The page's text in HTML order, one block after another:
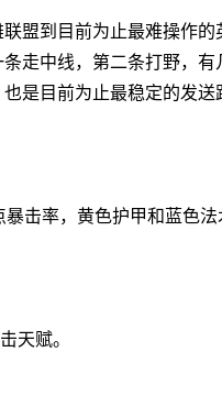
盟到目前为止最难操作
走中线，第二条打野，
是目前为止最稳定的发
击率，黄色护甲和蓝色
天赋。